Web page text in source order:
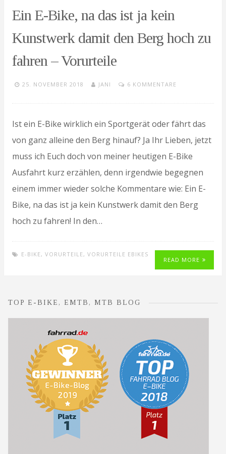
Ein E-Bike, na das ist ja kein
Kunstwerk damit den Berg hoch zu
fahren – Vorurteile
25. NOVEMBER 2018 JANI 6 KOMMENTARE
Ist ein E-Bike wirklich ein Sportgerät oder fährt das
von ganz alleine den Berg hinauf? Ja Ihr Lieben, jetzt
muss ich Euch doch von meiner heutigen E-Bike
Ausfahrt kurz erzählen, denn irgendwie begegnen
einem immer wieder solche Kommentare wie: Ein E-
Bike, na das ist ja kein Kunstwerk damit den Berg
hoch zu fahren! In den…
E-BIKE , VORURTEILE , VORURTEILE EBIKES
READ MORE
TOP E-BIKE, EMTB, MTB BLOG